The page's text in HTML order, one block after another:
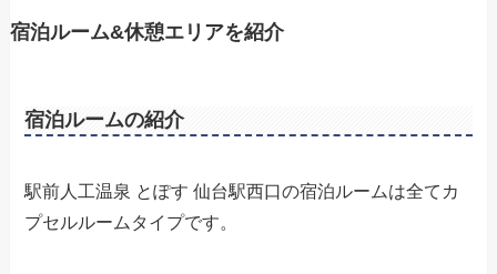
宿泊ルーム&休憩エリアを紹介
宿泊ルームの紹介
駅前人工温泉 とぽす 仙台駅西口の宿泊ルームは全てカ
プセルルームタイプです。